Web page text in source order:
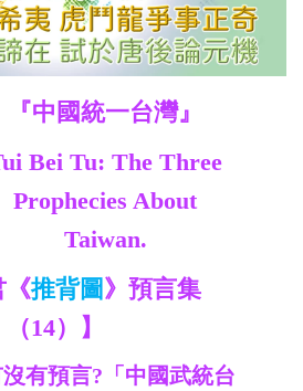
『中國統一台灣』
Bei Tu: The Three
Prophecies About
Taiwan.
《推背圖》預言集
（14）】
沒有預言?「中國武統台